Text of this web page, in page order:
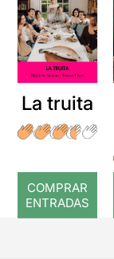
La truita
COMPRAR
ENTRADAS